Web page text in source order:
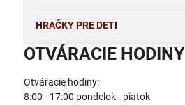
HRAČKY PRE DETI
OTVÁRACIE HODINY
Otváracie hodiny:
8:00 - 17:00 pondelok - piatok